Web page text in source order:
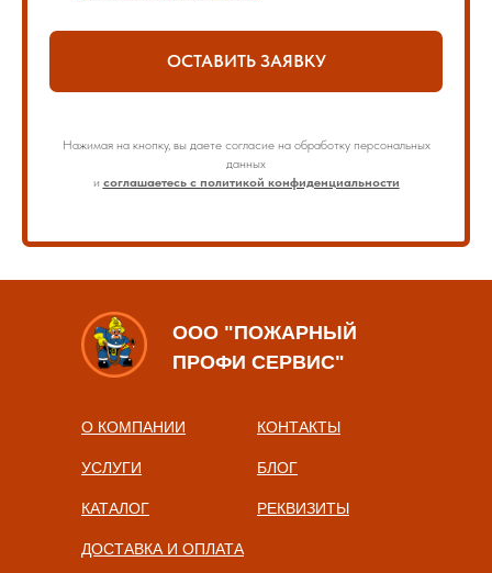
ОСТАВИТЬ ЗАЯВКУ
Нажимая на кнопку, вы даете согласие на обработку персональных
данных
и соглашаетесь с политикой конфиденциальности
ООО "ПОЖАРНЫЙ
ПРОФИ СЕРВИС"
О КОМПАНИИ
УСЛУГИ
КАТАЛОГ
ДОСТАВКА И ОПЛАТА
КОНТАКТЫ
РЕКВИЗИТЫ
БЛОГ